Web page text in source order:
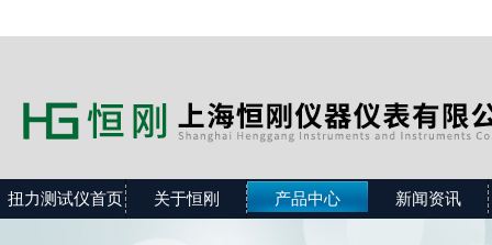
扭力测试仪首页 关于恒刚 产品中心 新闻资讯